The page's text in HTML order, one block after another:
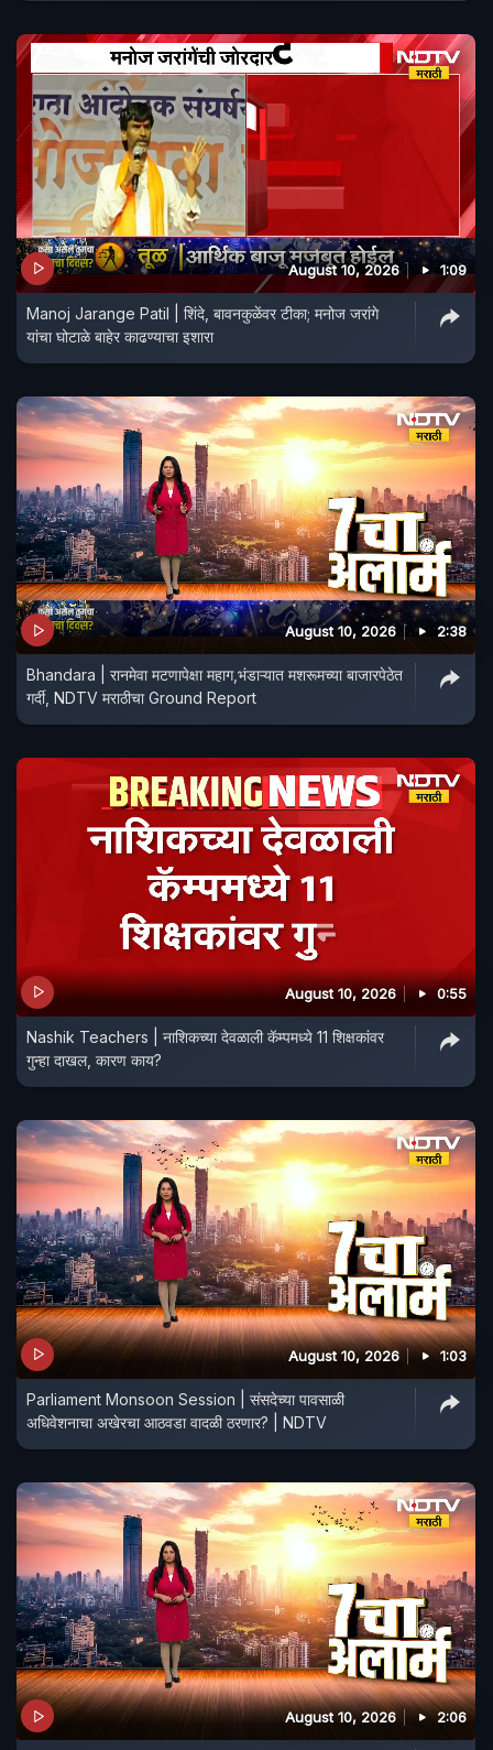
August 10, 2026 1:09
Manoj Jarange Patil | शिंदे, बावनकुळेंवर टीका; मनोज जरांगे
यांचा घोटाळे बाहेर काढण्याचा इशारा
August 10, 2026 2:38
Bhandara | रानमेवा मटणापेक्षा महाग,भंडाऱ्यात मशरूमच्या बाजारपेठेत
गर्दी, NDTV मराठीचा Ground Report
August 10, 2026 0:55
Nashik Teachers | नाशिकच्या देवळाली कॅम्पमध्ये 11 शिक्षकांवर
गुन्हा दाखल, कारण काय?
August 10, 2026 1:03
Parliament Monsoon Session | संसदेच्या पावसाळी
अधिवेशनाचा अखेरचा आठवडा वादळी ठरणार? | NDTV
August 10, 2026 2:06